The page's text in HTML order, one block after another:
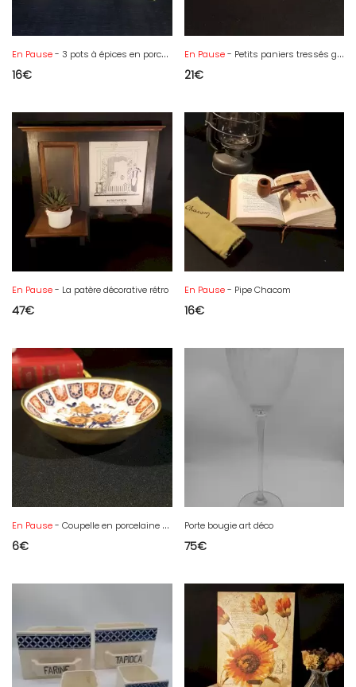
En Pause- 3 pots à épices en porcelaine
16€
En Pause- Petits paniers tressés gigogne
21€
En Pause- La patère décorative rétro
47€
En Pause- Pipe Chacom
16€
En Pause- Coupelle en porcelaine et laiton
6€
Porte bougie art déco
75€